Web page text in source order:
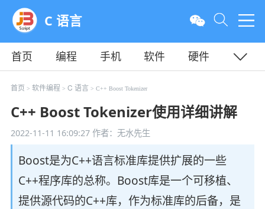
C 语言
首页 编程 手机 软件
硬件
教程
平面 服务器
首页 > 软件编程 > C 语言 > C++ Boost Tokenizer
C++ Boost Tokenizer使用详细讲解
2022-11-11 16:09:27作者：无水先生
Boost是为C++语言标准库提供扩展的一些
C++程序库的总称。Boost库是一个可移植、
提供源代码的C++库，作为标准库的后备，是